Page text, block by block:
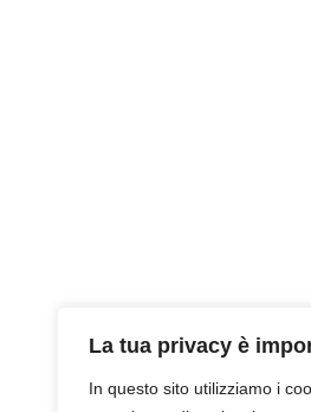
La tua privacy è
In questo sito utilizziamo i